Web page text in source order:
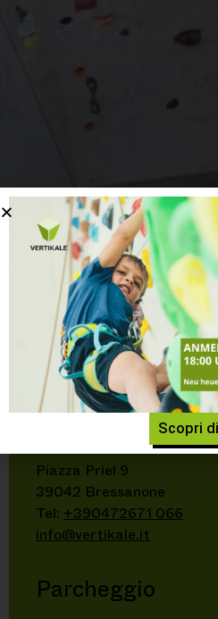
INDICAZIONI
APERTURA
Home»Indicazioni e orari di
Indicazioni
Vertikale – Centro
Piazza Priel 9
39042 Bressanone
Tel: +390472671 066
info@vertikale.it
Parcheggio
Scopri